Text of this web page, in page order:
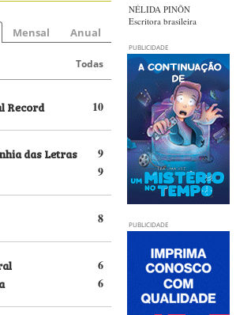
Mensal Anual
Todas
10
Record
9
das Letras
9
8
6
6
NÉLIDA PINÕN
Escritora brasileira
PUBLICIDADE
PUBLICIDADE